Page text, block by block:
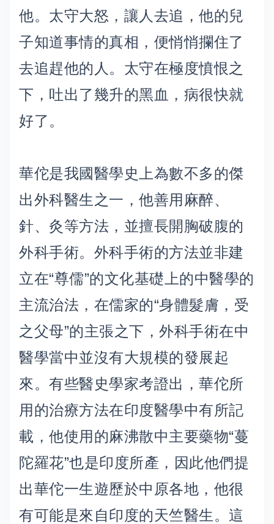
他。太守大怒，讓人去追，他的兒
子知道事情的真相，便悄悄攔住了
去追趕他的人。太守在極度憤恨之
下，吐出了幾升的黑血，病很快就
好了。
華佗是我國醫學史上為數不多的傑
出外科醫生之一，他善用麻醉、
針、灸等方法，並擅長開胸破腹的
外科手術。外科手術的方法並非建
立在“尊儒”的文化基礎上的中醫學的
主流治法，在儒家的“身體髮膚，受
之父母”的主張之下，外科手術在中
醫學當中並沒有大規模的發展起
來。有些醫史學家考證出，華佗所
用的治療方法在印度醫學中有所記
載，他使用的麻沸散中主要藥物“蔓
陀羅花”也是印度所產，因此他們提
出華佗一生遊歷於中原各地，他很
有可能是來自印度的天竺醫生。這